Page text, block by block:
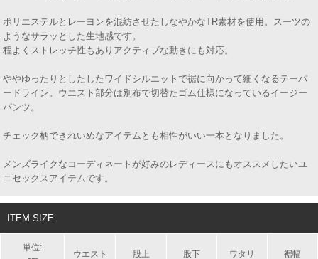
ポリエステルとレーヨンを混紡させたしなやかなTR素材を使用。スーツの
ようなサラッとした生地感です。
程よくストレッチ性もありアクティブな動きにも対応。
ややゆったりとしたしたワイドシルエットで裾に向かって細くなるテーパ
ードライン。ウエスト部分は別布で切替たゴム仕様になっているイージー
パンツ。
チェック柄できれいめなアイテムとも相性がいい一本となりました。
メンズライクなコーディネートが好みのレディースにもオススメしたいユ
ニセックスアイテムです。
ITEM SIZE
単位:
ウエスト 股上 股下 ワタリ 裾幅